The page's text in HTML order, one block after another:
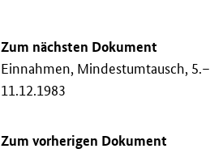
Zum nächsten Dokument
Einnahmen, Mindestumtausch, 5.–
11.12.1983
Zum vorherigen Dokument